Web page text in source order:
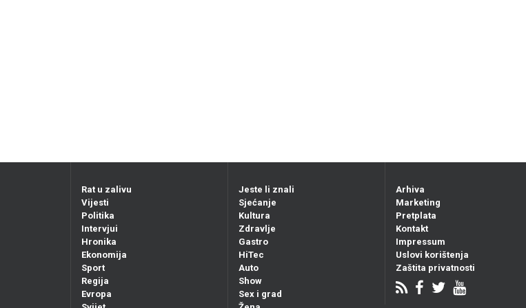
Rat u zalivu
Vijesti
Politika
Intervjui
Hronika
Ekonomija
Sport
Regija
Evropa
Jeste li znali
Sjećanje
Kultura
Zdravlje
Gastro
HiTec
Auto
Show
Sex i grad
Arhiva
Marketing
Pretplata
Kontakt
Impressum
Uslovi korištenja
Zaštita privatnosti